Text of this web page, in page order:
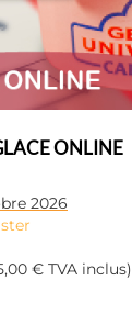
ONLINE
2026
€ TVA inclus)